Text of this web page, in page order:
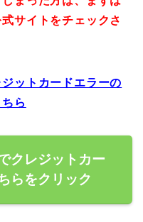
サイトをチェックさ
ットカードエラーの
ら
クレジットカー
らをクリック